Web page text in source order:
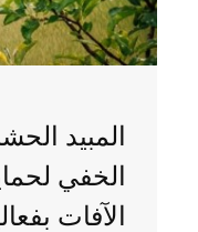
المبيد
الخفي
الآفات